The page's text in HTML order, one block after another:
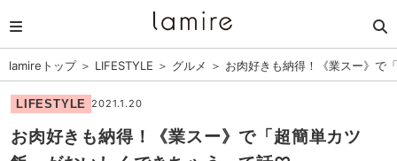
lamireトップ＞ LIFESTYLE ＞ グルメ ＞ お肉好きも納得！《業スー》で
LIFESTYLE 2021.1.20
お肉好きも納得！《業スー》で「超簡単カツ